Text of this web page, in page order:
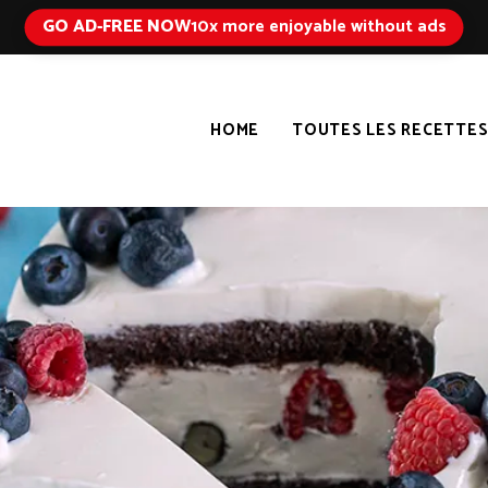
GO AD-FREE NOW10x more enjoyable without ads
HOME TOUTES LES RECETTES